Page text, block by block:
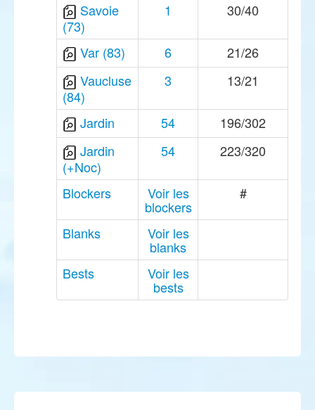
Savoie
(73)
1 30/40
Var (83) 6
21/26
Vaucluse
(84)
3 13/21
Jardin 54
196/302
Jardin
(+Noc)
54 223/320
Blockers Voir les
blockers
#
Blanks Voir les
blanks
Bests
Voir les
bests